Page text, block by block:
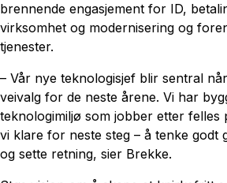
brennende engasjement for ID,
virksomhet og modernisering og
tjenester.
– Vår nye teknologisjef blir sentral
veivalg for de neste årene. Vi har
teknologimiljø som jobber etter felles
vi klare for neste steg – å tenke godt
og sette retning, sier Brekke.